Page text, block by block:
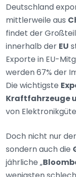
Deutschland
mittlerweile aus
findet der
innerhalb der EU
Exporte in EU-
werden 67% der
Die wichtigste
Kraftfahrzeuge
von
Doch nicht nur
sondern auch die
jährliche „